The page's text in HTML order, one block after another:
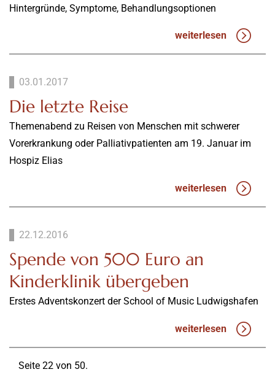
Hintergründe, Symptome, Behandlungsoptionen
weiterlesen
03.01.2017
Die letzte Reise
Themenabend zu Reisen von Menschen mit schwerer
Vorerkrankung oder Palliativpatienten am 19. Januar im
Hospiz Elias
weiterlesen
22.12.2016
Spende von 500 Euro an
Kinderklinik übergeben
Erstes Adventskonzert der School of Music Ludwigshafen
weiterlesen
Seite 22 von 50.